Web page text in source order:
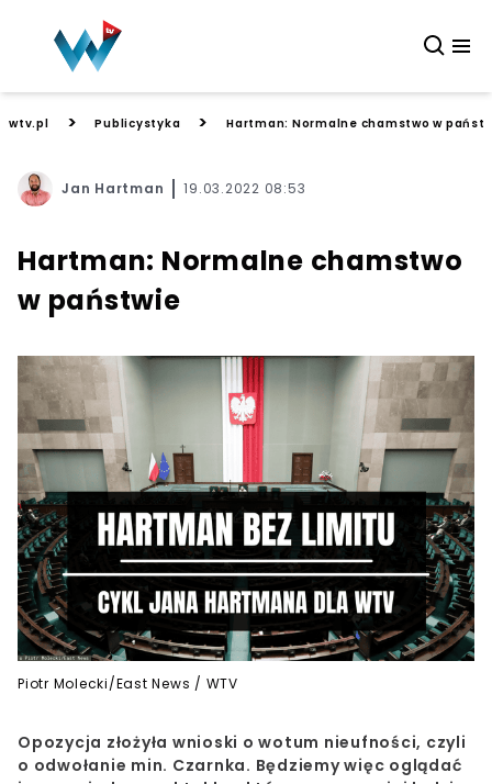
wtv.pl > Publicystyka > Hartman: Normalne chamstwo w
Jan Hartman 19.03.2022 08:53
Hartman: Normalne chamstwo
w państwie
Piotr Molecki/East News / WTV
Opozycja złożyła wnioski o wotum nieufności, czyli
o odwołanie min. Czarnka. Będziemy więc oglądać